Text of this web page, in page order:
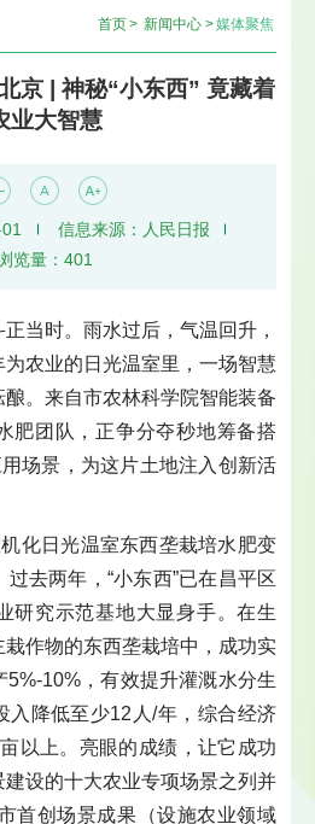
首页> 新闻中心 >媒体聚焦
京 | 神秘“小东西” 竟藏着
业大智慧
信息来源：人民日报
览量： 401
当时。雨水过后，气温回升，
农业的日光温室里，一场智慧
。来自市农林科学院智能装备
肥团队，正争分夺秒地筹备搭
场景，为这片土地注入创新活
机化日光温室东西垄栽培水肥变
去两年，“小东西”已在昌平区
研究示范基地大显身手。在生
作物的东西垄栽培中，成功实
10%，有效提升灌溉水分生
入降低至少12人/年，综合经济
以上。亮眼的成绩，让它成功
设的十大农业专项场景之列并
首创场景成果（设施农业领域